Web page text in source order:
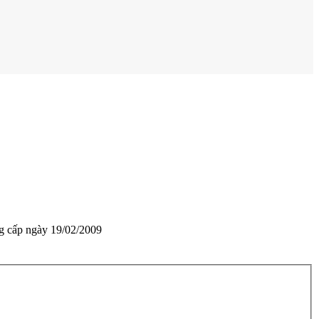
cấp ngày 19/02/2009